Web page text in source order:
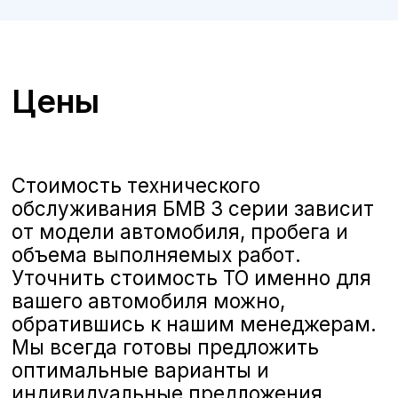
автомобилей
качественное и комплексное
специалистами. Мы предлагаем
полную линейку услуг по ТО,
соответствующих стандартам BMW,
чтобы ваш автомобиль всегда
оставался в отличном состоянии и
обеспечивал безопасность и
комфорт на дороге.